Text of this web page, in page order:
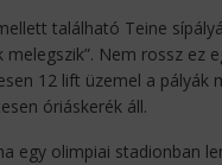
található Teine
Nem rossz ez
12 lift üzemel a
óriáskerék áll.
egy olimpiai stadionban